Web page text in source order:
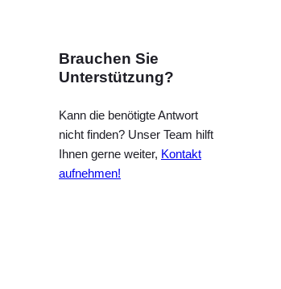
Italian
Portuguese
French
Polish
Brauchen Sie
Unterstützung?
Kann die benötigte Antwort
nicht finden? Unser Team hilft
Ihnen gerne weiter, Kontakt
aufnehmen!